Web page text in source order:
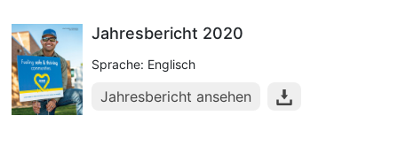
Jahresbericht 2020
Sprache: Englisch
Jahresbericht ansehen